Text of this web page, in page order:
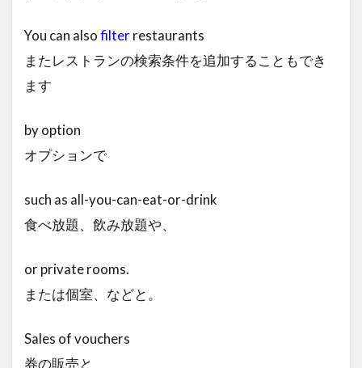
You can alsofilterrestaurants
またレストランの検索条件を追加することもでき
ます
by option
オプションで
such as all-you-can-eat-or-drink
食べ放題、飲み放題や、
or private rooms.
または個室、などと。
Sales of vouchers
券の販売と